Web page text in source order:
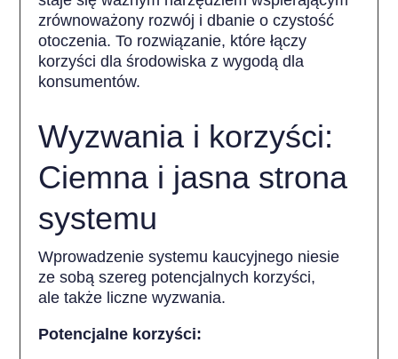
zrównoważony rozwój i dbanie o czystość
otoczenia. To rozwiązanie, które łączy
korzyści dla środowiska z wygodą dla
konsumentów.
Wyzwania i korzyści:
Ciemna i jasna strona
systemu
Wprowadzenie systemu kaucyjnego niesie
ze sobą szereg potencjalnych korzyści,
ale także liczne wyzwania.
Potencjalne korzyści: